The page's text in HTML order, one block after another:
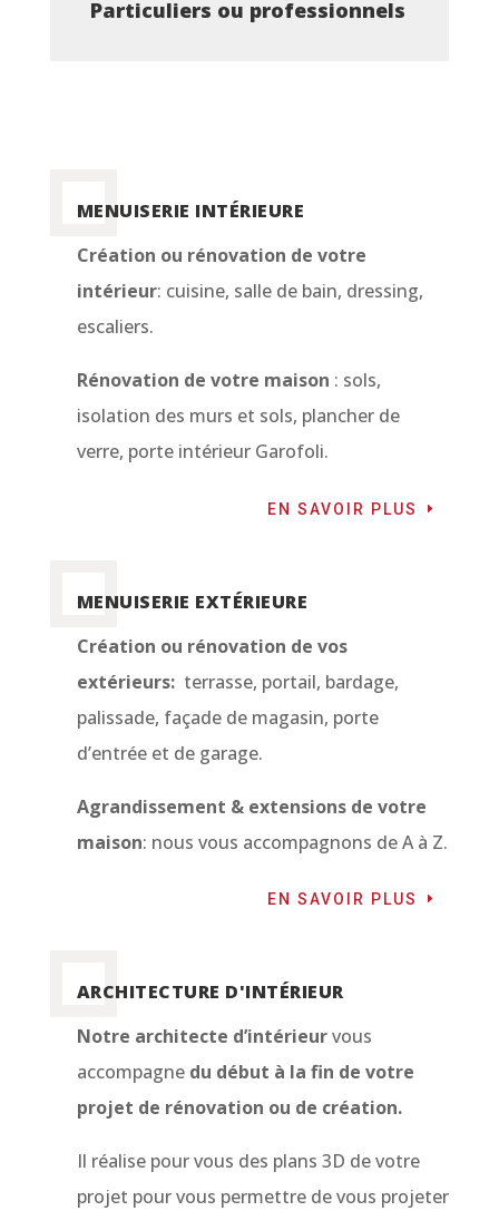
Particuliers ou professionnels
MENUISERIE INTÉRIEURE
Création ou rénovation de votre
intérieur: cuisine, salle de bain, dressing,
escaliers.
Rénovation de votre maison : sols,
isolation des murs et sols, plancher de
verre, porte intérieur Garofoli.
EN SAVOIR PLUS
MENUISERIE EXTÉRIEURE
Création ou rénovation de vos
extérieurs:terrasse, portail, bardage,
palissade, façade de magasin, porte
d’entrée et de garage.
Agrandissement & extensions de votre
maison: nous vous accompagnons de A à Z.
EN SAVOIR PLUS
ARCHITECTURE D'INTÉRIEUR
Notre architecte d’intérieurvous
accompagnedu début à la fin de votre
projet de rénovation ou de création.
Il réalise pour vous des plans 3D de votre
projet pour vous permettre de vous projeter